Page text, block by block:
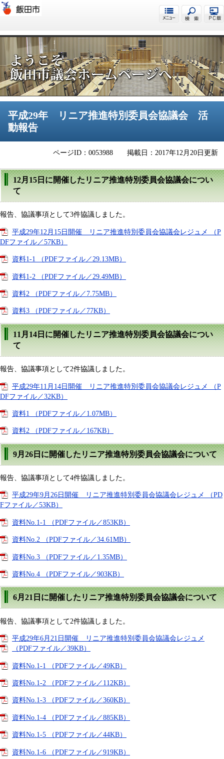
飯田市議会
平成29年 リニア推進特別委員会協議会 活
動報告
ページID：0053988 掲載日：2017年12月20日更新
12月15日に開催したリニア推進特別委員会協議会につい
て
報告、協議事項として3件協議しました。
平成29年12月15日開催 リニア推進特別委員会協議会レジュメ （P
DFファイル／57KB）
資料1-1 （PDFファイル／29.13MB）
資料1-2 （PDFファイル／29.49MB）
資料2 （PDFファイル／7.75MB）
資料3 （PDFファイル／77KB）
11月14日に開催したリニア推進特別委員会協議会につい
て
報告、協議事項として2件協議しました。
平成29年11月14日開催 リニア推進特別委員会協議会レジュメ （P
DFファイル／32KB）
資料1 （PDFファイル／1.07MB）
資料2 （PDFファイル／167KB）
9月26日に開催したリニア推進特別委員会協議会について
報告、協議事項として4件協議しました。
平成29年9月26日開催 リニア推進特別委員会協議会レジュメ （PD
Fファイル／53KB）
資料No.1-1 （PDFファイル／853KB）
資料No.2 （PDFファイル／34.61MB）
資料No.3 （PDFファイル／1.35MB）
資料No.4 （PDFファイル／903KB）
6月21日に開催したリニア推進特別委員会協議会について
報告、協議事項として2件協議しました。
平成29年6月21日開催 リニア推進特別委員会協議会レジュメ
（PDFファイル／39KB）
資料No.1-1 （PDFファイル／49KB）
資料No.1-2 （PDFファイル／112KB）
資料No.1-3 （PDFファイル／360KB）
資料No.1-4 （PDFファイル／885KB）
資料No.1-5 （PDFファイル／44KB）
資料No.1-6 （PDFファイル／919KB）